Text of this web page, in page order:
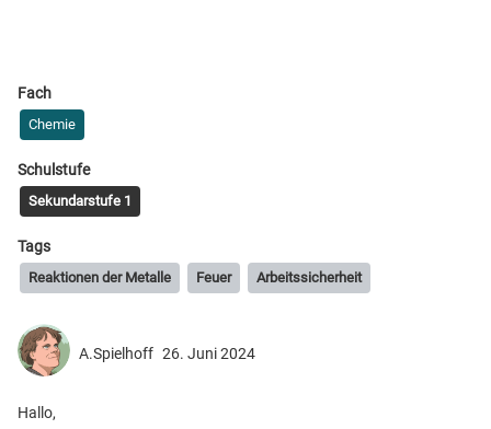
Fach
Chemie
Schulstufe
Sekundarstufe 1
Tags
Reaktionen der Metalle Feuer Arbeitssicherheit
A.Spielhoff 26. Juni 2024
Hallo,